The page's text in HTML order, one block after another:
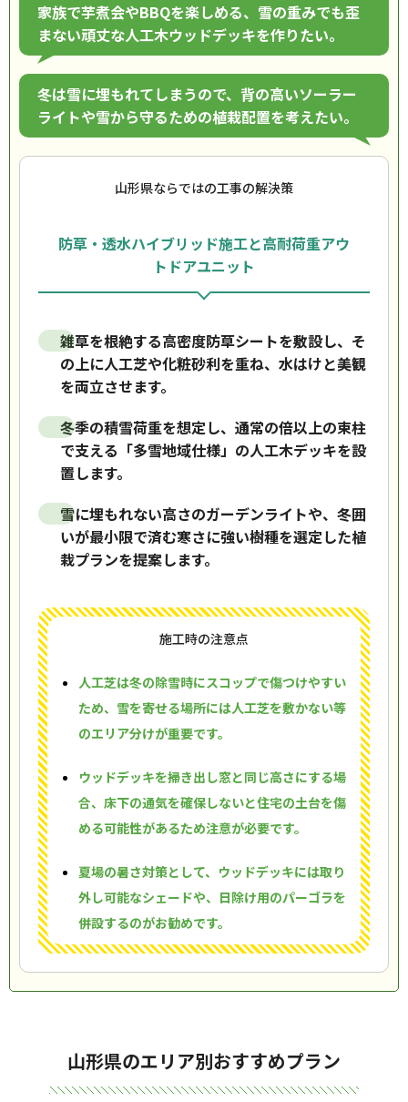
家族で芋煮会やBBQを楽しめる、雪の重みでも歪
まない頑丈な人工木ウッドデッキを作りたい。
冬は雪に埋もれてしまうので、背の高いソーラー
ライトや雪から守るための植栽配置を考えたい。
山形県ならではの工事の解決策
防草・透水ハイブリッド施工と高耐荷重アウ
トドアユニット
雑草を根絶する高密度防草シートを敷設し、そ
の上に人工芝や化粧砂利を重ね、水はけと美観
を両立させます。
冬季の積雪荷重を想定し、通常の倍以上の束柱
で支える「多雪地域仕様」の人工木デッキを設
置します。
雪に埋もれない高さのガーデンライトや、冬囲
いが最小限で済む寒さに強い樹種を選定した植
栽プランを提案します。
施工時の注意点
人工芝は冬の除雪時にスコップで傷つけやすい
ため、雪を寄せる場所には人工芝を敷かない等
のエリア分けが重要です。
ウッドデッキを掃き出し窓と同じ高さにする場
合、床下の通気を確保しないと住宅の土台を傷
める可能性があるため注意が必要です。
夏場の暑さ対策として、ウッドデッキには取り
外し可能なシェードや、日除け用のパーゴラを
併設するのがお勧めです。
山形県のエリア別おすすめプラン